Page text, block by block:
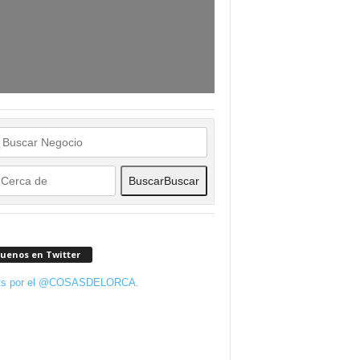
BuscarBuscar
en Twitter
por el @COSASDELORCA.